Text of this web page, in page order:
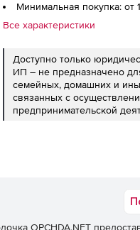
Минимальная покупка: от
Все характеристики
Доступно только
ИП – не предназначено
семейных, домашних и
связанных с
предпринимательской
OPCHDA.NET